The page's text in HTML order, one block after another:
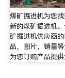
煤矿掘进机为您
新的煤矿掘进机
矿掘进机供应商
品，图片，销量等
为您订购产品提供